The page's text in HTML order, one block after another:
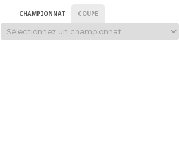
CHAMPIONNAT COUPE